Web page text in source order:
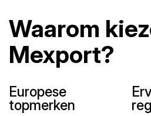
Waarom
Mexport?
Europese
topmerken